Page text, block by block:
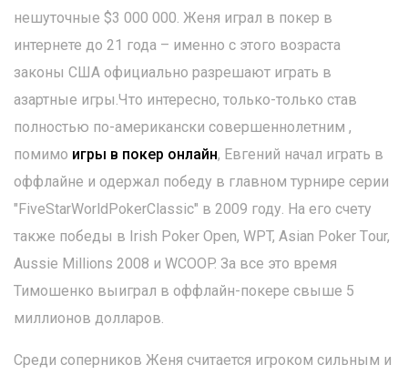
нешуточные $3 000 000. Женя играл в покер в
интернете до 21 года – именно с этого возраста
законы США официально разрешают играть в
азартные игры.Что интересно, только-только став
полностью по-американски совершеннолетним ,
помимо игры в покер онлайн, Евгений начал играть в
оффлайне и одержал победу в главном турнире серии
"FiveStarWorldPokerClassic" в 2009 году. На его счету
также победы в Irish Poker Open, WPT, Аsian Poker Тour,
Aussie Millions 2008 и WCOOP. За все это время
Тимошенко выиграл в оффлайн-покере свыше 5
миллионов долларов.
Среди соперников Женя считается игроком сильным и